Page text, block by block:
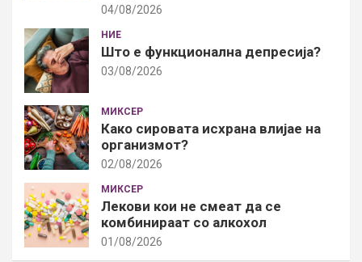
04/08/2026
НИЕ
Што е функционална депресија?
03/08/2026
МИКСЕР
Како сировата исхрана влијае на
организмот?
02/08/2026
МИКСЕР
Лекови кои не смеат да се
комбинираат со алкохол
01/08/2026